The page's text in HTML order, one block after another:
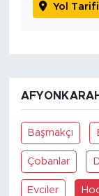
Yol Tarifi
Başmakçı
Çobanlar
Evciler